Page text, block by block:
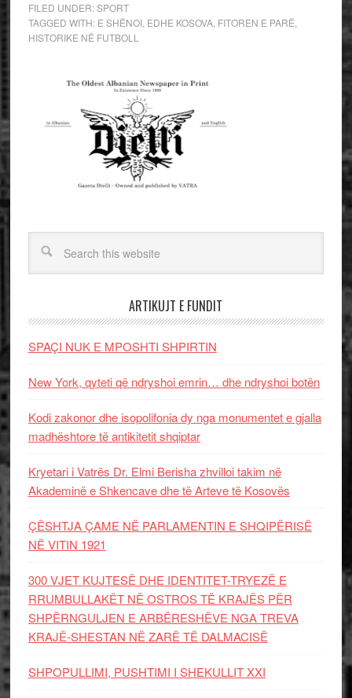
FILED UNDER:SPORT
TAGGED WITH: E SHËNOI, EDHE KOSOVA, FITOREN E PARË
HISTORIKE NË FUTBOLL
ARTIKUJT E FUNDIT
SPAÇI NUK E MPOSHTI SHPIRTIN
New York, qyteti që ndryshoi emrin… dhe ndryshoi botën
Kodi zakonor dhe isopolifonia dy nga monumentet e gjalla
madhështore të antikitetit shqiptar
Kryetari i Vatrës Dr. Elmi Berisha zhvilloi takim në
Akademinë e Shkencave dhe të Arteve të Kosovës
ÇËSHTJA ÇAME NË PARLAMENTIN E SHQIPËRISË
NË VITIN 1921
300 VJET KUJTESË DHE IDENTITET-TRYEZË E
RRUMBULLAKËT NË OSTROS TË KRAJËS PËR
SHPËRNGULJEN E ARBËRESHËVE NGA TREVA
KRAJË-SHESTAN NË ZARË TË DALMACISË
SHPOPULLIMI, PUSHTIMI I SHEKULLIT XXI